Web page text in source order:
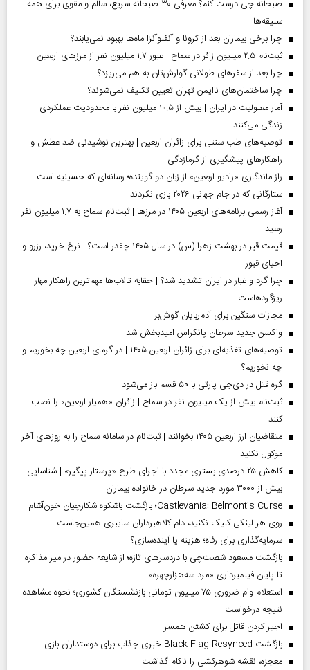
صبحانه چی درست کنم؟ معرفی ۳۰ صبحانه سریع، سالم و مقوی برای همه
سلیقه‌ها
چرا برخی بیماران بعد از کرونا و آنفلوآنزا ماه‌ها بهبود نمی‌یابند؟
ثبت‌نام ۲.۵ میلیون زائر در سماح | عبور ۱.۷ میلیون نفر از مرز‌های اربعین
چرا بعد از سفرهای طولانی گوارش‌تان به هم می‌ریزد؟
چرا ساختمان‌های ناایمن تهران تعیین تکلیف نمی‌شوند؟
آمار معلولیت در ایران | بیش از ۱۰.۵ میلیون نفر با محدودیت عملکردی
زندگی می‌کنند
توصیه‌های طب سنتی برای زائران اربعین | بهترین نوشیدنی ضد عطش و
راهکارهای پیشگیری از گرمازدگی
راز ماندگاری «رادیو اربعین» از زبان دو گوینده؛ رسانه‌ای که حسینیه است
ستارگانی که در جام جهانی ۲۰۲۶ بازی نکردند
آغاز رسمی برنامه‌های اربعین ۱۴۰۵ در مرز‌ها | ثبت‌نام سماح به ۱.۷ میلیون نفر
رسید
قیمت قبر در بهشت زهرا (س) در سال ۱۴۰۵ چقدر است؟ | نرخ خرید، رزرو و
احیای قبور
چرا گرد و غبار در ایران تشدید شد؟ | حقابه تالاب‌ها مهم‌ترین راهکار مهار
ریزگردهاست
مجازات سنگین برای آدم‌ربایان گوش‌بر
واکسن جدید سرطان پانکراس امیدبخش شد
توصیه‌های تغذیه‌ای برای زائران اربعین ۱۴۰۵ | در گرمای اربعین چه بخوریم و
چه نخوریم؟
گره قتل در دی‌جی پارتی با ۵۰ قسم باز می‌شود
ثبت‌نام بیش از یک میلیون نفر در سماح | زائران «همیار اربعین» را نصب
کنند
متقاضیان ارز اربعین ۱۴۰۵ بخوانند | ثبت‌نام در سامانه سماح را به روز‌های آخر
موکول نکنید
کاهش ۲۵ درصدی بستری مجدد با اجرای طرح «پرستار پیگیر» | شناسایی
بیش از ۳۰۰۰ مورد جدید سرطان در خانواده بیماران
Castlevania: Belmont’s Curse؛ بازگشت باشکوه شکارچیان خون‌آشام
روی هر لینکی کلیک نکنید، دام کلاهبرداران سایبری همین‌جاست
سرمایه‌گذاری برای رفاه؛ هزینه یا آینده‌سازی؟
بازگشت مسعود شصت‌چی با دردسر‌های تازه؛ از شایعه حضور در میز مذاکره
تا پایان فیلمبرداری «مرد سه‌هزارچهره»
استعلام وام ضروری ۷۵ میلیون تومانی بازنشستگان کشوری؛ نحوه مشاهده
نتیجه درخواست
اجیر کردن قاتل برای کشتن همسر!
بازگشت Black Flag Resynced خبری جذاب برای دوستداران بازی
معجزه، نقشه شوهرکشی را ناکام گذاشت